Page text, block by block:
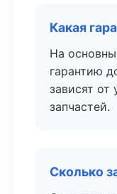
Какая
На
гарантию
зависят от
запчастей.
Сколько